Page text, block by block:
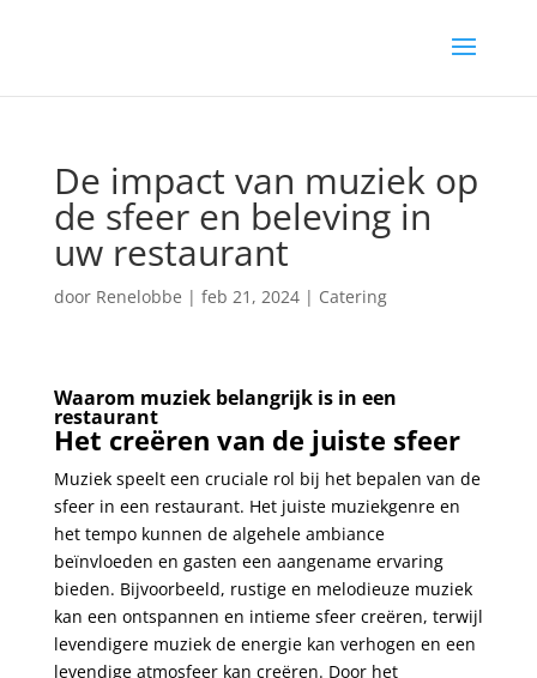
De impact van muziek op
de sfeer en beleving in
uw restaurant
door Renelobbe | feb 21, 2024| Catering
Waarom muziek belangrijk is in een
restaurant
Het creëren van de juiste sfeer
Muziek speelt een cruciale rol bij het bepalen van de
sfeer in een restaurant. Het juiste muziekgenre en
het tempo kunnen de algehele ambiance
beïnvloeden en gasten een aangename ervaring
bieden. Bijvoorbeeld, rustige en melodieuze muziek
kan een ontspannen en intieme sfeer creëren, terwijl
levendigere muziek de energie kan verhogen en een
levendige atmosfeer kan creëren. Door het